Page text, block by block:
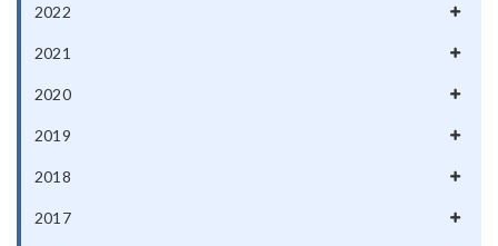
2022
2021
2020
2019
2018
2017